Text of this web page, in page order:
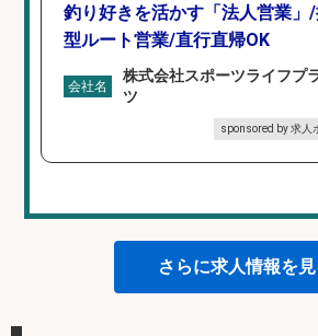
釣り好きを活かす「法人営業」
型ルート営業/直行直帰OK
会社名
株式会社スポーツライフプ
ツ
sponsored by 求人
さらに求人情報を